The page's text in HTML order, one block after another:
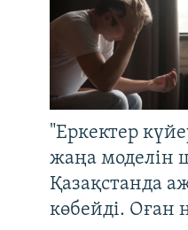
"Еркектер
жаңа моделін
Қазақстанда
көбейді. Оған